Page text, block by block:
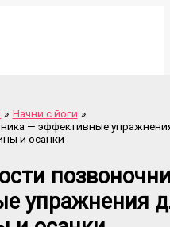
Начни с йоги
— эффективные
и осанки
упражнения